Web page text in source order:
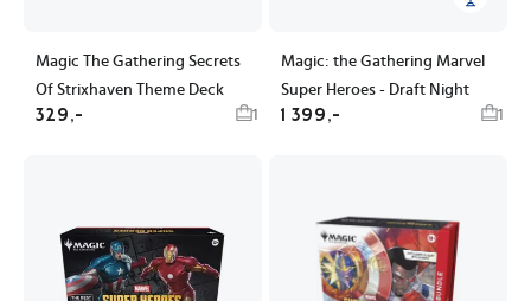
Magic The Gathering Secrets
Of Strixhaven Theme Deck
329,- 1
Magic: the Gathering Marvel
Super Heroes - Draft Night
1 399,- 1